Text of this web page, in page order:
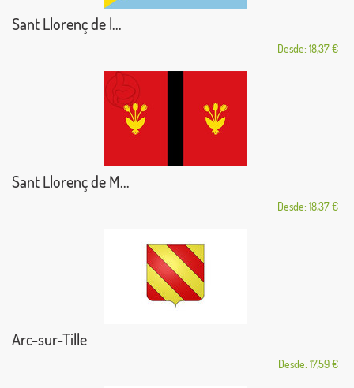
Sant Llorenç de l...
Desde: 18,37 €
Sant Llorenç de M...
Desde: 18,37 €
Arc-sur-Tille
Desde: 17,59 €